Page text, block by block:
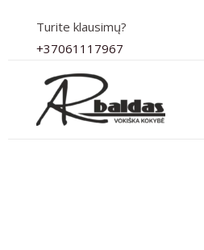
turinio
Turite klausimų?
+37061117967